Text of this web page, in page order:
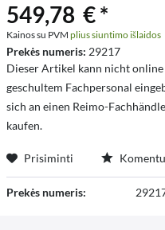
549,78 € *
Kainos su PVM plius siuntimo išlaidos
Prekės numeris: 29217
Dieser Artikel kann nicht
geschultem Fachpersonal
sich an einen Reimo-
kaufen.
Prisiminti
Prekės numeris: